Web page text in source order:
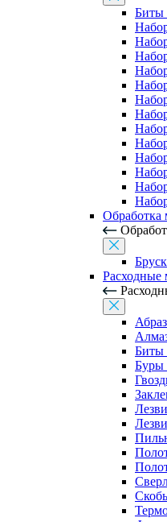
Биты
Обработка
Расходные
Биты
Буры